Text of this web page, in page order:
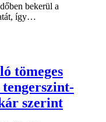
bekerül a
így…
tömeges
tengerszint-
szerint